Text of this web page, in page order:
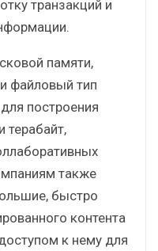
транзакций и
памяти,
файловый тип
построения
терабайт,
также
быстро
контента
к нему для